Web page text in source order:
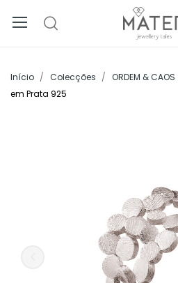
Início Colecções ORDEM & CAOS
em Prata 925